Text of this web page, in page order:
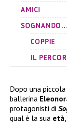
AMICI
COPPIE
Dopo una
ballerina
protagonisti di
qual è la sua età